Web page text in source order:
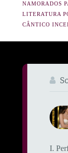
NAMORADOS
LITERATURA
CÂNTICO
​I.